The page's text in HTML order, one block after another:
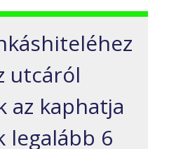
utcáról
az kaphatja
legalább 6